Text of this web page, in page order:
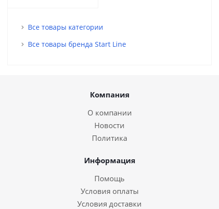
Все товары категории
Все товары бренда Start Line
Компания
О компании
Новости
Политика
Информация
Помощь
Условия оплаты
Условия доставки